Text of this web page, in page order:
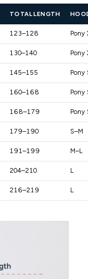
TOTAL LENGTH
123–128 Pony
130–140 Pony
145–155 Pony
160–168 Pony
168–179 Pony
179–190 S–M
191–199 M–L
204–210 L
216–219 L